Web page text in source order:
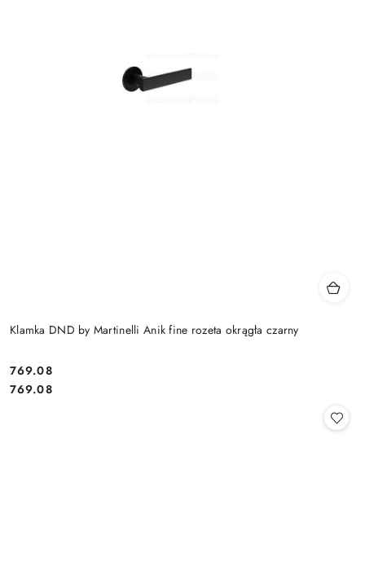
Klamka DND by Martinelli Anik fine rozeta okrągła czarny
Cena:
769.08
Cena:
769.08